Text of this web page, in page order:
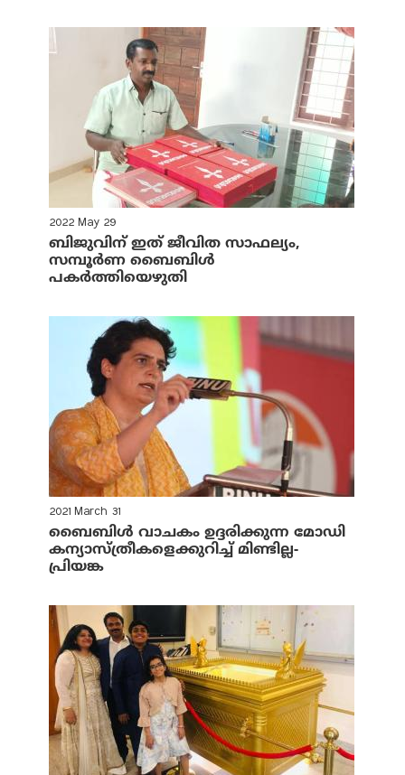
2022 May 29
ബിജുവിന് ഇത് ജീവിത സാഫല്യം,
സമ്പൂര്‍ണ ബൈബിള്‍
പകര്‍ത്തിയെഴുതി
2021 March 31
ബൈബിള്‍ വാചകം ഉദ്ദരിക്കുന്ന മോഡി
കന്യാസ്ത്രീകളെക്കുറിച്ച് മിണ്ടില്ല-
പ്രിയങ്ക